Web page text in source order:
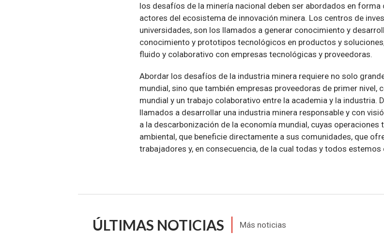
los desafíos de la minería nacional deben ser abordados en
actores del ecosistema de innovación minera. Los centros de
universidades, son los llamados a generar conocimiento y
conocimiento y prototipos tecnológicos en productos y
fluido y colaborativo con empresas tecnológicas y proveedoras.
Abordar los desafíos de la industria minera requiere no solo
mundial, sino que también empresas proveedoras de primer nivel,
mundial y un trabajo colaborativo entre la academia y la industria.
llamados a desarrollar una industria minera responsable y con
a la descarbonización de la economía mundial, cuyas operaciones
ambiental, que beneficie directamente a sus comunidades, que
trabajadores y, en consecuencia, de la cual todas y todos estemos
ÚLTIMAS NOTICIAS Más noticias